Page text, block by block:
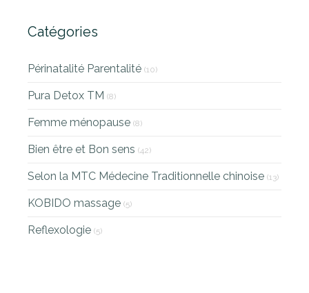
Catégories
Périnatalité Parentalité (10)
Pura Detox TM (8)
Femme ménopause (8)
Bien être et Bon sens (42)
Selon la MTC Médecine Traditionnelle chinoise (13)
KOBIDO massage (5)
Reflexologie (5)